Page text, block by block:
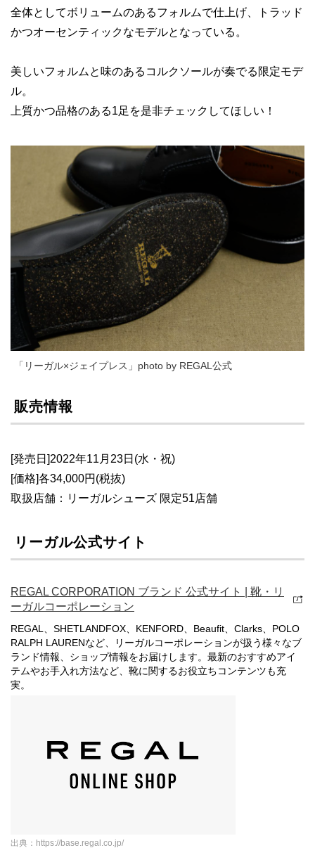
全体としてボリュームのあるフォルムで仕上げ、トラッド
かつオーセンティックなモデルとなっている。
美しいフォルムと味のあるコルクソールが奏でる限定モデ
ル。
上質かつ品格のある1足を是非チェックしてほしい！
「リーガル×ジェイプレス」photo by REGAL公式
販売情報
[発売日]2022年11月23日(水・祝)
[価格]各34,000円(税抜)
取扱店舗：リーガルシューズ 限定51店舗
リーガル公式サイト
REGAL CORPORATION ブランド 公式サイト | 靴・リ
ーガルコーポレーション
REGAL、SHETLANDFOX、KENFORD、Beaufit、Clarks、POLO
RALPH LAURENなど、リーガルコーポレーションが扱う様々なブ
ランド情報、ショップ情報をお届けします。最新のおすすめアイ
テムやお手入れ方法など、靴に関するお役立ちコンテンツも充
実。
出典：https://base.regal.co.jp/